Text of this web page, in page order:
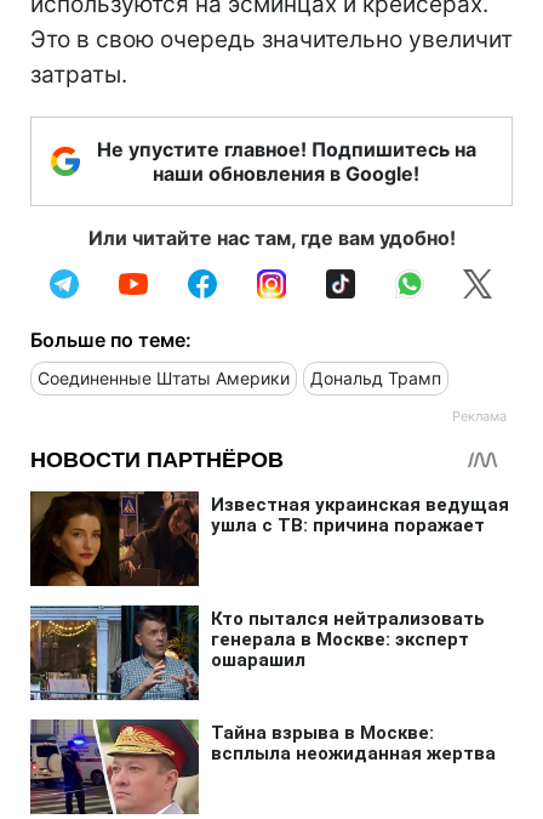
Это в свою очередь значительно увеличит
затраты.
Не упустите главное! Подпишитесь на
наши обновления в Google!
Или читайте нас там, где вам удобно!
Больше по теме:
Соединенные Штаты Америки Дональд Трамп